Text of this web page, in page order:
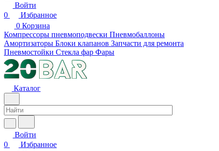
Войти
0
Избранное
0 Корзина
Компрессоры пневмоподвески Пневмобаллоны
Амортизаторы Блоки клапанов Запчасти для ремонта
Пневмостойки Стекла фар Фары
Каталог
Войти
0
Избранное